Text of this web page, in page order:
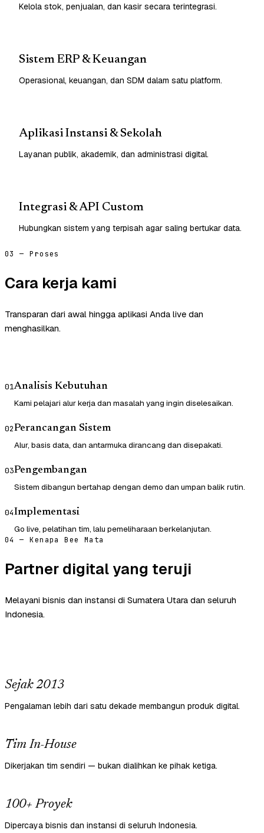
Kelola stok, penjualan, dan kasir secara terintegrasi.
Sistem ERP & Keuangan
Operasional, keuangan, dan SDM dalam satu platform.
Aplikasi Instansi & Sekolah
Layanan publik, akademik, dan administrasi digital.
Integrasi & API Custom
Hubungkan sistem yang terpisah agar saling bertukar data.
03 — Proses
Cara kerja kami
Transparan dari awal hingga aplikasi Anda live dan
menghasilkan.
01Analisis Kebutuhan
Kami pelajari alur kerja dan masalah yang ingin diselesaikan.
02Perancangan Sistem
Alur, basis data, dan antarmuka dirancang dan disepakati.
03Pengembangan
Sistem dibangun bertahap dengan demo dan umpan balik rutin.
04Implementasi
Go live, pelatihan tim, lalu pemeliharaan berkelanjutan.
04 — Kenapa Bee Mata
Partner digital yang teruji
Melayani bisnis dan instansi di Sumatera Utara dan seluruh
Indonesia.
Sejak 2013
Pengalaman lebih dari satu dekade membangun produk digital.
Tim In-House
Dikerjakan tim sendiri — bukan dialihkan ke pihak ketiga.
100+ Proyek
Dipercaya bisnis dan instansi di seluruh Indonesia.